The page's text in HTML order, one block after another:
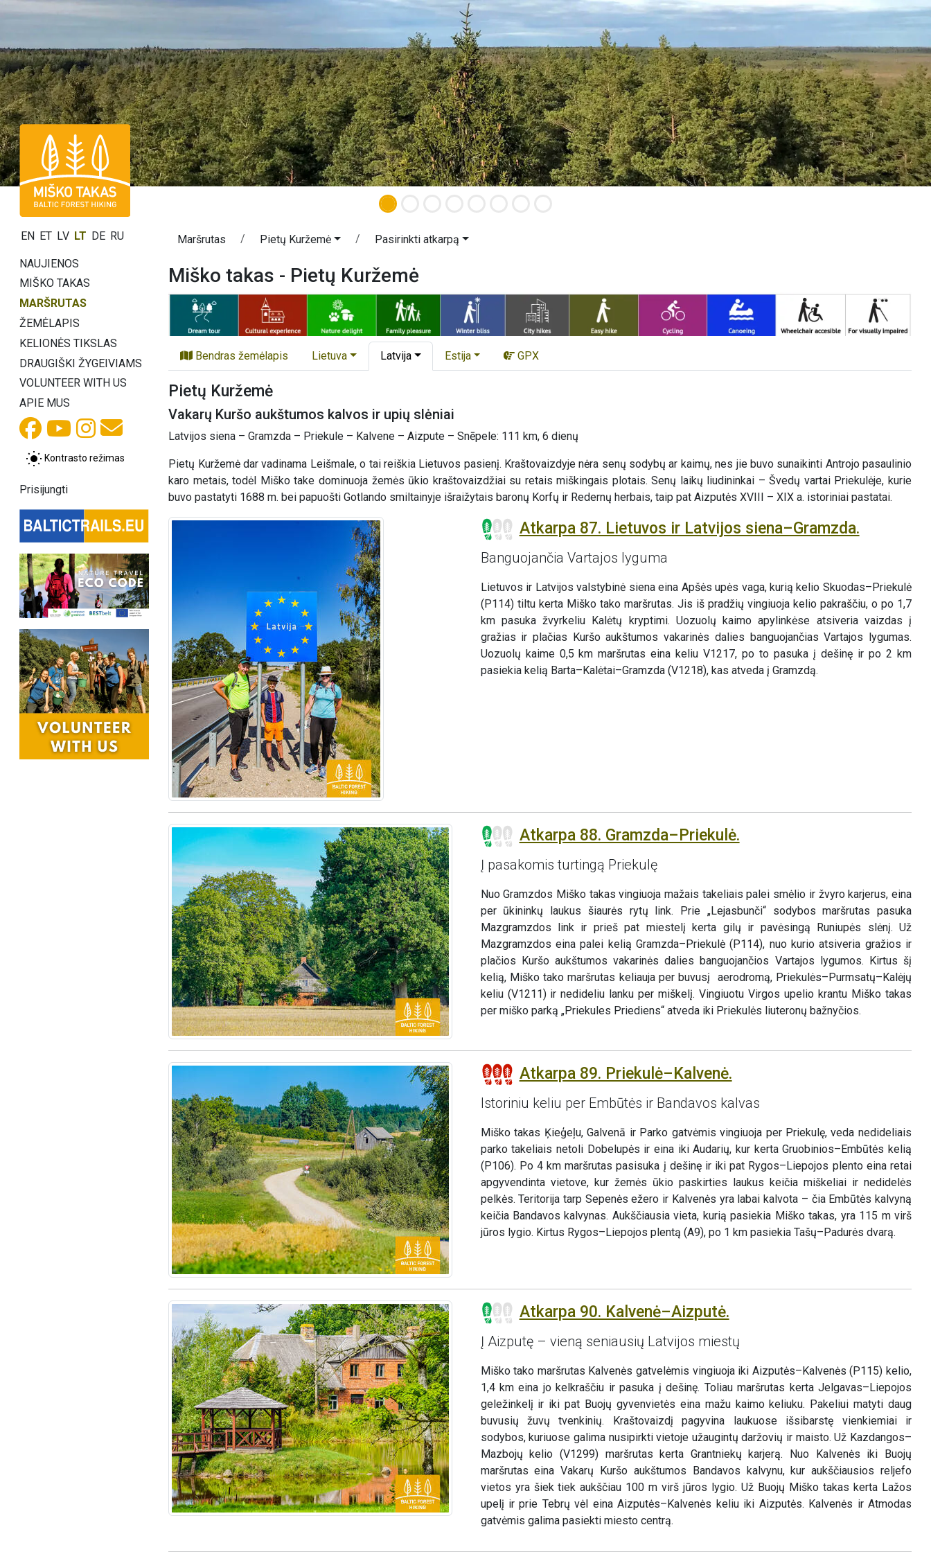
EN ET LV LT DE RU
NAUJIENOS
MIŠKO TAKAS
MARŠRUTAS
ŽEMĖLAPIS
KELIONĖS TIKSLAS
DRAUGIŠKI ŽYGEIVIAMS
VOLUNTEER WITH US
APIE MUS
Kontrasto režimas
Prisijungti
Maršrutas Pietų Kuržemė Pasirinkti atkarpą
Miško takas - Pietų Kuržemė
Bendras žemėlapis Lietuva Latvija Estija GPX
Pietų Kuržemė
Vakarų Kuršo aukštumos kalvos ir upių slėniai
Latvijos siena – Gramzda – Priekule – Kalvene – Aizpute – Snēpele: 111 km, 6 dienų
Pietų Kuržemė dar vadinama Leišmale, o tai reiškia Lietuvos pasienį. Kraštovaizdyje nėra senų sodybų ar kaimų, nes jie buvo sunaikinti Antrojo pasaulinio
karo metais, todėl Miško take dominuoja žemės ūkio kraštovaizdžiai su retais miškingais plotais. Senų laikų liudininkai – Švedų vartai Priekulėje, kurie
buvo pastatyti 1688 m. bei papuošti Gotlando smiltainyje išraižytais baronų Korfų ir Redernų herbais, taip pat Aizputės XVIII – XIX a. istoriniai pastatai.
Atkarpa 87. Lietuvos ir Latvijos siena–Gramzda.
Banguojančia Vartajos lyguma
Lietuvos ir Latvijos valstybinė siena eina Apšės upės vaga, kurią kelio Skuodas–Priekulė
(P114) tiltu kerta Miško tako maršrutas. Jis iš pradžių vingiuoja kelio pakraščiu, o po 1,7
km pasuka žvyrkeliu Kalėtų kryptimi. Uozuolų kaimo apylinkėse atsiveria vaizdas į
gražias ir plačias Kuršo aukštumos vakarinės dalies banguojančias Vartajos lygumas.
Uozuolų kaime 0,5 km maršrutas eina keliu V1217, po to pasuka į dešinę ir po 2 km
pasiekia kelią Barta–Kalėtai–Gramzda (V1218), kas atveda į Gramzdą.
Atkarpa 88. Gramzda–Priekulė.
Į pasakomis turtingą Priekulę
Nuo Gramzdos Miško takas vingiuoja mažais takeliais palei smėlio ir žvyro karjerus, eina
per ūkininkų laukus šiaurės rytų link. Prie „Lejasbunči“ sodybos maršrutas pasuka
Mazgramzdos link ir prieš pat miestelį kerta gilų ir pavėsingą Runiupės slėnį. Už
Mazgramzdos eina palei kelią Gramzda–Priekulė (P114), nuo kurio atsiveria gražios ir
plačios Kuršo aukštumos vakarinės dalies banguojančios Vartajos lygumos. Kirtus šį
kelią, Miško tako maršrutas keliauja per buvusį aerodromą, Priekulės–Purmsatų–Kalėjų
keliu (V1211) ir nedideliu lanku per miškelį. Vingiuotu Virgos upelio krantu Miško takas
per miško parką „Priekules Priediens“ atveda iki Priekulės liuteronų bažnyčios.
Atkarpa 89. Priekulė–Kalvenė.
Istoriniu keliu per Embūtės ir Bandavos kalvas
Miško takas Ķieģeļu, Galvenā ir Parko gatvėmis vingiuoja per Priekulę, veda nedideliais
parko takeliais netoli Dobelupės ir eina iki Audarių, kur kerta Gruobinios–Embūtės kelią
(P106). Po 4 km maršrutas pasisuka į dešinę ir iki pat Rygos–Liepojos plento eina retai
apgyvendinta vietove, kur žemės ūkio paskirties laukus keičia miškeliai ir nedidelės
pelkės. Teritorija tarp Sepenės ežero ir Kalvenės yra labai kalvota – čia Embūtės kalvyną
keičia Bandavos kalvynas. Aukščiausia vieta, kurią pasiekia Miško takas, yra 115 m virš
jūros lygio. Kirtus Rygos–Liepojos plentą (A9), po 1 km pasiekia Tašų–Padurės dvarą.
Atkarpa 90. Kalvenė–Aizputė.
Į Aizputę – vieną seniausių Latvijos miestų
Miško tako maršrutas Kalvenės gatvelėmis vingiuoja iki Aizputės–Kalvenės (P115) kelio,
1,4 km eina jo kelkraščiu ir pasuka į dešinę. Toliau maršrutas kerta Jelgavas–Liepojos
geležinkelį ir iki pat Buojų gyvenvietės eina mažu kaimo keliuku. Pakeliui matyti daug
buvusių žuvų tvenkinių. Kraštovaizdį pagyvina laukuose išsibarstę vienkiemiai ir
sodybos, kuriuose galima nusipirkti vietoje užaugintų daržovių ir maisto. Už Kazdangos–
Mazbojų kelio (V1299) maršrutas kerta Grantniekų karjerą. Nuo Kalvenės iki Buojų
maršrutas eina Vakarų Kuršo aukštumos Bandavos kalvynu, kur aukščiausios reljefo
vietos yra šiek tiek aukščiau 100 m virš jūros lygio. Už Buojų Miško takas kerta Lažos
upelį ir prie Tebrų vėl eina Aizputės–Kalvenės keliu iki Aizputės. Kalvenės ir Atmodas
gatvėmis galima pasiekti miesto centrą.